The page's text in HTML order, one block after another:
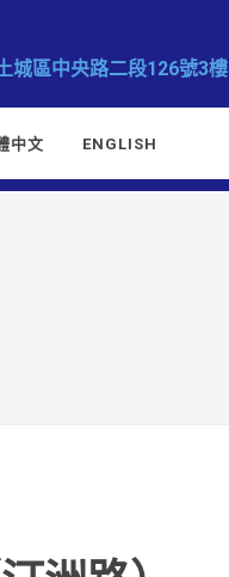
城區中央路二段126號3樓
中文 ENGLISH